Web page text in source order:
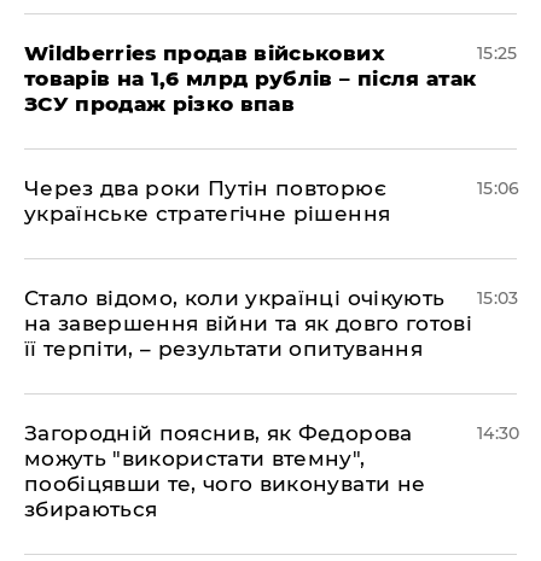
Wildberries продав військових
товарів на 1,6 млрд рублів – після атак
ЗСУ продаж різко впав
15:25
Через два роки Путін повторює
українське стратегічне рішення
15:06
Стало відомо, коли українці очікують
на завершення війни та як довго готові
її терпіти, – результати опитування
15:03
Загородній пояснив, як Федорова
можуть "використати втемну",
пообіцявши те, чого виконувати не
збираються
14:30